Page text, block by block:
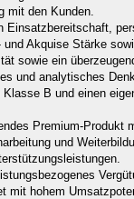
mit den Kunden.
Einsatzbereitschaft,
Akquise Stärke
sowie ein
und analytisches
B und einen
Premium-Produkt
und
mit hohem